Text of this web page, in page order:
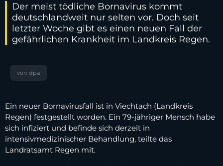
Der meist tödliche Bornavirus kommt
deutschlandweit nur selten vor. Doch seit
letzter Woche gibt es einen neuen Fall der
gefährlichen Krankheit im Landkreis Regen.
von dpa
Ein neuer Bornavirusfall ist in Viechtach (Landkreis
Regen) festgestellt worden. Ein 79-jähriger Mensch habe
sich infiziert und befinde sich derzeit in
intensivmedizinischer Behandlung, teilte das
Landratsamt Regen mit.